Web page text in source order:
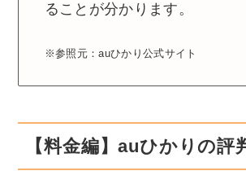
ることが分かります。
※参照元：auひかり公式サイト
【料金編】auひかりの評